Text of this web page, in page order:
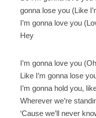
gonna lose you (Like
I’m gonna love you
Hey
I’m gonna love you
Like I’m gonna lose
I’m gonna hold you,
Wherever we’re
‘Cause we’ll never